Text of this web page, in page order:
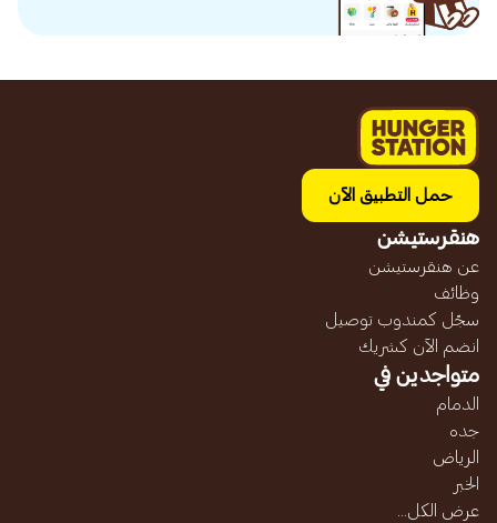
حمل التطبيق الآن
هنقرستيشن
عن هنقرستيشن
وظائف
سجّل كمندوب توصيل
انضم الآن كشريك
متواجدين في
الدمام
جده
الرياض
الخبر
عرض الكل...